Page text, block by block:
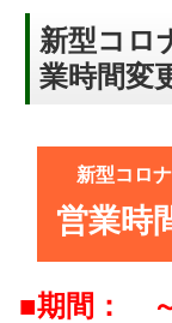
新型コロ
業時間変
新型コロ
営業時
■期間： ～